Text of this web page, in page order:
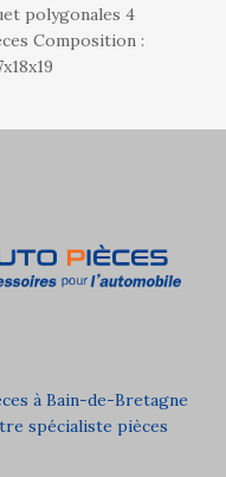
polygonales 4
Composition :
à Bain-de-Bretagne
spécialiste pièces